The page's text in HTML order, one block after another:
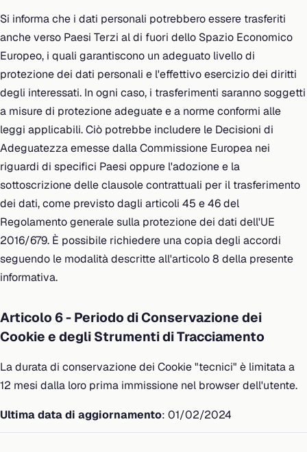
Si informa che i dati personali potrebbero essere trasferiti
anche verso Paesi Terzi al di fuori dello Spazio Economico
Europeo, i quali garantiscono un adeguato livello di
protezione dei dati personali e l'effettivo esercizio dei diritti
degli interessati. In ogni caso, i trasferimenti saranno soggetti
a misure di protezione adeguate e a norme conformi alle
leggi applicabili. Ciò potrebbe includere le Decisioni di
Adeguatezza emesse dalla Commissione Europea nei
riguardi di specifici Paesi oppure l'adozione e la
sottoscrizione delle clausole contrattuali per il trasferimento
dei dati, come previsto dagli articoli 45 e 46 del
Regolamento generale sulla protezione dei dati dell'UE
2016/679. È possibile richiedere una copia degli accordi
seguendo le modalità descritte all'articolo 8 della presente
informativa.
Articolo 6 - Periodo di Conservazione dei
Cookie e degli Strumenti di Tracciamento
La durata di conservazione dei Cookie "tecnici" è limitata a
12 mesi dalla loro prima immissione nel browser dell'utente.
Ultima data di aggiornamento: 01/02/2024